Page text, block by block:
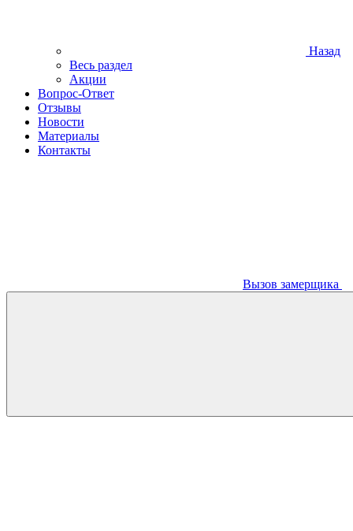
Назад
Весь раздел
Акции
Вопрос-Ответ
Отзывы
Новости
Материалы
Контакты
Вызов замерщика